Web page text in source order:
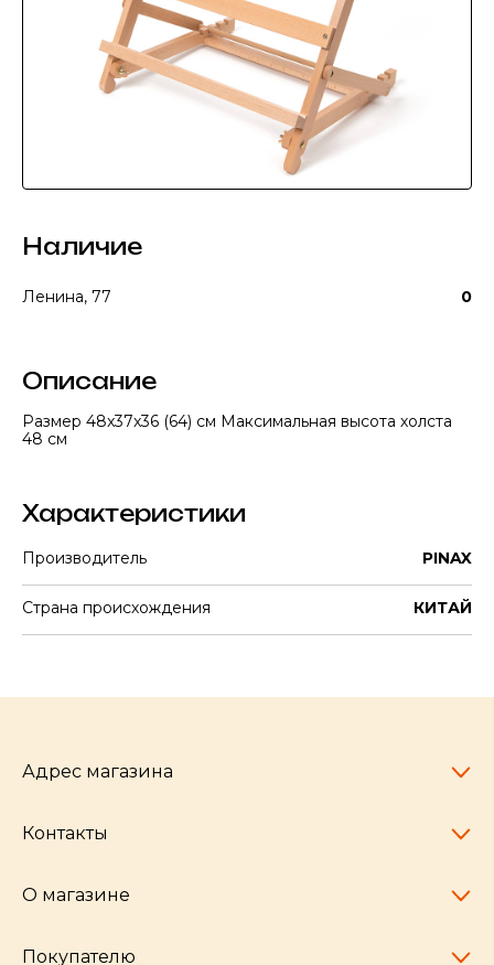
Наличие
Ленина, 77 0
Описание
Размер 48x37x36 (64) см Максимальная высота холста
48 см
Характеристики
Производитель PINAX
Страна происхождения КИТАЙ
Адрес магазина
Челябинск,
Контакты
pocherkartshop@mail.ru
О магазине
Покупателю